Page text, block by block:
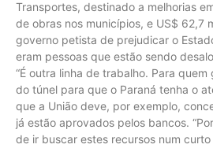
Transportes, destinado a melhorias
de obras nos municípios, e US$ 62,7
governo petista de prejudicar o
eram pessoas que estão sendo
“É outra linha de trabalho. Para
do túnel para que o Paraná tenha o
que a União deve, por exemplo,
já estão aprovados pelos bancos.
de ir buscar estes recursos num